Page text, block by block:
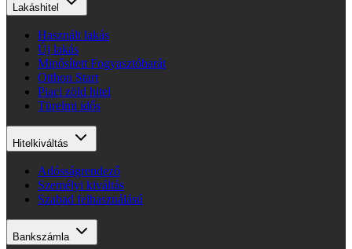
Lakáshitel
Használt lakás
Új lakás
Minősített Fogyasztóbarát
Otthon Start
Piaci zöld hitel
Türelmi idős
Hitelkiváltás
Adósságrendező
Személyi kiváltás
Szabad felhasználású
Bankszámla